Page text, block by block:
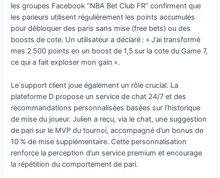
les groupes Facebook “NBA Bet Club FR” confirment que
les parieurs utilisent régulièrement les points accumulés
pour débloquer des paris sans mise (free bets) ou des
boosts de cote. Un utilisateur a déclaré : « J’ai transformé
mes 2 500 points en un boost de 1,5 sur la cote du Game 7,
ce qui a fait exploser mon gain ».
Le support client joue également un rôle crucial. La
plateforme D propose un service de chat 24/7 et des
recommandations personnalisées basées sur l’historique
de mise du joueur. Julien a reçu, via le chat, une suggestion
de pari sur le MVP du tournoi, accompagné d’un bonus de
10 % de mise supplémentaire. Cette personnalisation
renforce la perception d’un service premium et encourage
la répétition du comportement de pari.